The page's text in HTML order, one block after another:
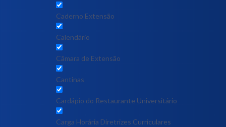
Caderno Extensão
Calendário
Câmara de Extensão
Cantinas
Cardápio do Restaurante Universitário
Carga Horária Diretrizes Curriculares